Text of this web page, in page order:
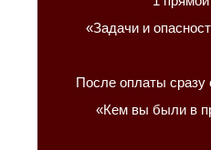
«Задачи и
После оплаты сразу
«Кем вы были в